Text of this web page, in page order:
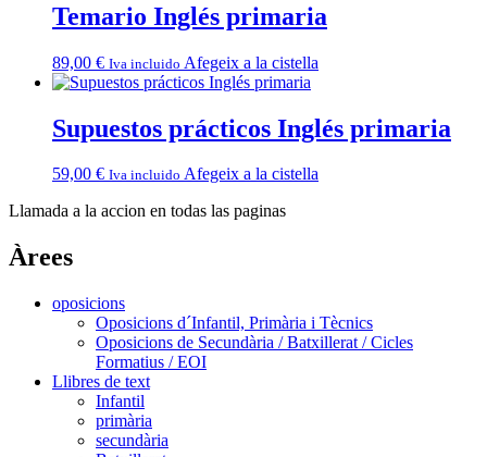
Temario Inglés primaria
89,00 € Iva incluido Afegeix a la cistella
Supuestos prácticos Inglés primaria
59,00 € Iva incluido Afegeix a la cistella
Llamada a la accion en todas las paginas
Àrees
oposicions
Oposicions d´Infantil, Primària i Tècnics
Oposicions de Secundària / Batxillerat / Cicles
Formatius / EOI
Llibres de text
Infantil
primària
secundària